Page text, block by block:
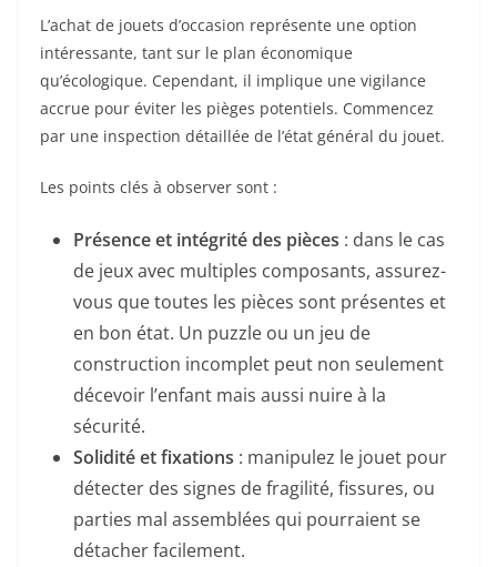
L’achat de jouets d’occasion représente une option
intéressante, tant sur le plan économique
qu’écologique. Cependant, il implique une vigilance
accrue pour éviter les pièges potentiels. Commencez
par une inspection détaillée de l’état général du jouet.
Les points clés à observer sont :
Présence et intégrité des pièces : dans le cas
de jeux avec multiples composants, assurez-
vous que toutes les pièces sont présentes et
en bon état. Un puzzle ou un jeu de
construction incomplet peut non seulement
décevoir l’enfant mais aussi nuire à la
sécurité.
Solidité et fixations : manipulez le jouet pour
détecter des signes de fragilité, fissures, ou
parties mal assemblées qui pourraient se
détacher facilement.